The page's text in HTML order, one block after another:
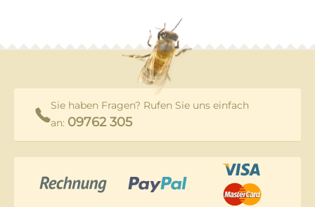
Sie haben Fragen? Rufen Sie uns einfach
an: 09762 305